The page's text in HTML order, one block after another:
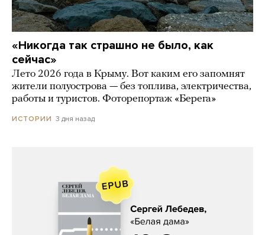
«Никогда так страшно не было, как
сейчас»
Лето 2026 года в Крыму. Вот каким его запомнят
жители полуострова — без топлива, электричества,
работы и туристов. Фоторепортаж «Берега»
ИСТОРИИ 3 дня назад